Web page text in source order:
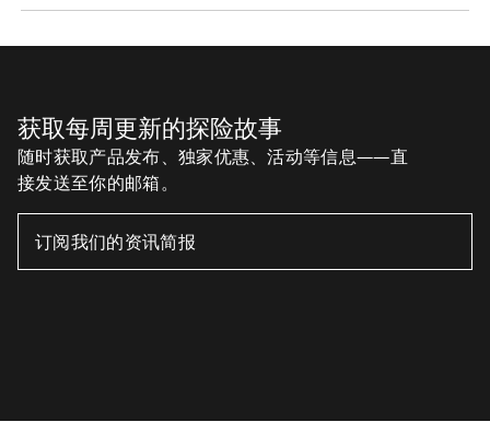
获取每周更新的探险故事
随时获取产品发布、独家优惠、活动等信息——直
接发送至你的邮箱。